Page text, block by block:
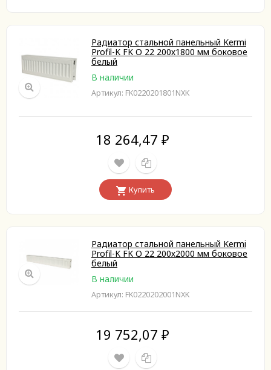
Радиатор стальной панельный Kermi
Profil-K FK O 22 200х1800 мм боковое
белый
В наличии
Артикул: FK0220201801NXK
18 264,47 ₽
Купить
Радиатор стальной панельный Kermi
Profil-K FK O 22 200х2000 мм боковое
белый
В наличии
Артикул: FK0220202001NXK
19 752,07 ₽